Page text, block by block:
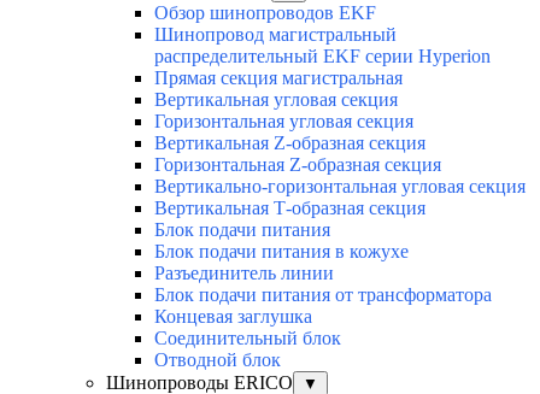
Обзор шинопроводов EKF
Шинопровод магистральный
распределительный EKF серии Hyperion
Прямая секция магистральная
Вертикальная угловая секция
Горизонтальная угловая секция
Вертикальная Z-образная секция
Горизонтальная Z-образная секция
Вертикально-горизонтальная угловая секция
Вертикальная Т-образная секция
Блок подачи питания
Блок подачи питания в кожухе
Разъединитель линии
Блок подачи питания от трансформатора
Концевая заглушка
Соединительный блок
Отводной блок
Шинопроводы ERICO
▼